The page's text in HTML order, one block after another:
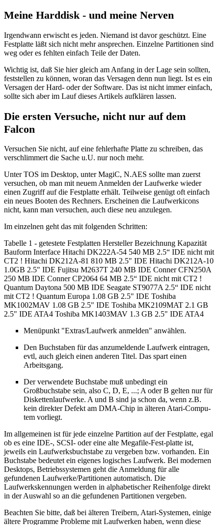
Meine Harddisk - und meine Nerven
Irgendwann erwischt es jeden. Niemand ist davor geschützt. Eine
Festplatte läßt sich nicht mehr ansprechen. Einzelne Partitionen sind
weg oder es fehlten einfach Teile der Daten.
Wichtig ist, daß Sie hier gleich am Anfang in der Lage sein sollten,
feststellen zu können, woran das Versagen denn nun liegt. Ist es ein
Versagen der Hard- oder der Software. Das ist nicht immer einfach,
sollte sich aber im Lauf dieses Artikels aufklären lassen.
Die ersten Versuche, nicht nur auf dem
Falcon
Versuchen Sie nicht, auf eine fehlerhafte Platte zu schreiben, das
verschlimmert die Sache u.U. nur noch mehr.
Unter TOS im Desktop, unter MagiC, N.AES sollte man zuerst
versuchen, ob man mit neuem Anmelden der Laufwerke wieder
einen Zugriff auf die Festplatte erhält. Teilweise genügt oft einfach
ein neues Booten des Rechners. Erscheinen die Laufwerkicons
nicht, kann man versuchen, auch diese neu anzulegen.
Im einzelnen geht das mit folgenden Schritten:
Tabelle 1 - getestete Festplatten Hersteller Bezeichnung Kapazität
Bauform Interface Hitachi DK222A-54 540 MB 2.5“ IDE nicht mit
CT2 ! Hitachi DK212A-81 810 MB 2.5" IDE Hitachi DK212A-10
1.0GB 2.5" IDE Fujitsu M2637T 240 MB IDE Conner CFN250A
250 MB IDE Conner CP2064 64 MB 2.5“ IDE nicht mit CT2 !
Quantum Daytona 500 MB IDE Seagate ST9077A 2.5“ IDE nicht
mit CT2 ! Quantum Europa 1.08 GB 2.5" IDE Toshiba
MK1002MAV 1.08 GB 2.5" IDE Toshiba MK2109MAT 2.1 GB
2.5" IDE ATA4 Toshiba MK1403MAV 1.3 GB 2.5" IDE ATA4
Menüpunkt "Extras/Laufwerk anmelden" anwählen.
Den Buchstaben für das anzumeldende Laufwerk eintragen,
evtl, auch gleich einen anderen Titel. Das spart einen
Arbeitsgang.
Der verwendete Buchstabe muß unbedingt ein
Großbuchstabe sein, also C, D, E, ...; A oder B gelten nur für
Diskettenlaufwerke. A und B sind ja schon da, wenn z.B.
kein direkter Defekt am DMA-Chip in älteren Atari-Compu-
tem vorliegt.
Im allgemeinen ist für jede einzelne Partition auf der Festplatte, egal
ob es eine IDE-, SCSI- oder eine alte Megafile-Fest-platte ist,
jeweils ein Laufwerksbuchstabe zu vergeben bzw. vorhanden. Ein
Buchstabe bedeutet ein eigenes logisches Laufwerk. Bei modernen
Desktops, Betriebssystemen geht die Anmeldung für alle
gefundenen Laufwerke/Partitionen automatisch. Die
Laufwerkskennungen werden in alphabetischer Reihenfolge direkt
in der Auswahl so an die gefundenen Partitionen vergeben.
Beachten Sie bitte, daß bei älteren Treibern, Atari-Systemen, einige
ältere Programme Probleme mit Laufwerken haben, wenn diese